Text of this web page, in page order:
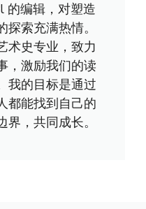
的编辑，对塑造
索充满热情。
术史专业，致力
，激励我们的读
我的目标是通过
都能找到自己的
，共同成长。